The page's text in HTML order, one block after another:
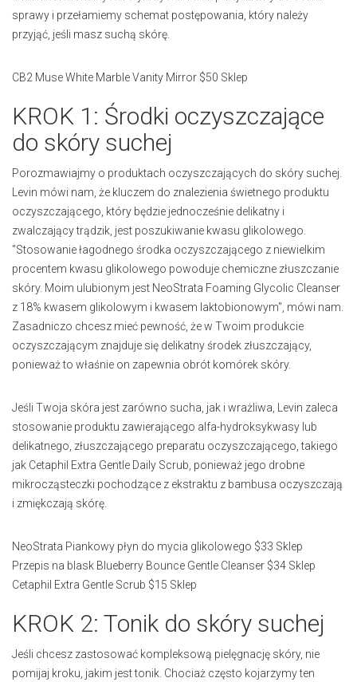
sprawy i przełamiemy schemat postępowania, który należy
przyjąć, jeśli masz suchą skórę.
CB2 Muse White Marble Vanity Mirror $50 Sklep
KROK 1: Środki oczyszczające
do skóry suchej
Porozmawiajmy o produktach oczyszczających do skóry suchej.
Levin mówi nam, że kluczem do znalezienia świetnego produktu
oczyszczającego, który będzie jednocześnie delikatny i
zwalczający trądzik, jest poszukiwanie kwasu glikolowego.
"Stosowanie łagodnego środka oczyszczającego z niewielkim
procentem kwasu glikolowego powoduje chemiczne złuszczanie
skóry. Moim ulubionym jest NeoStrata Foaming Glycolic Cleanser
z 18% kwasem glikolowym i kwasem laktobionowym", mówi nam.
Zasadniczo chcesz mieć pewność, że w Twoim produkcie
oczyszczającym znajduje się delikatny środek złuszczający,
ponieważ to właśnie on zapewnia obrót komórek skóry.
Jeśli Twoja skóra jest zarówno sucha, jak i wrażliwa, Levin zaleca
stosowanie produktu zawierającego alfa-hydroksykwasy lub
delikatnego, złuszczającego preparatu oczyszczającego, takiego
jak Cetaphil Extra Gentle Daily Scrub, ponieważ jego drobne
mikrocząsteczki pochodzące z ekstraktu z bambusa oczyszczają
i zmiękczają skórę.
NeoStrata Piankowy płyn do mycia glikolowego $33 Sklep
Przepis na blask Blueberry Bounce Gentle Cleanser $34 Sklep
Cetaphil Extra Gentle Scrub $15 Sklep
KROK 2: Tonik do skóry suchej
Jeśli chcesz zastosować kompleksową pielęgnację skóry, nie
pomijaj kroku, jakim jest tonik. Chociaż często kojarzymy ten